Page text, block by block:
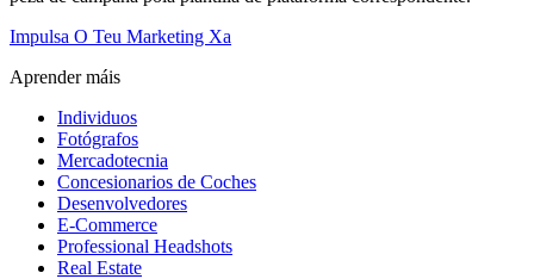
Impulsa O Teu Marketing Xa
Aprender máis
Individuos
Fotógrafos
Mercadotecnia
Concesionarios de Coches
Desenvolvedores
E-Commerce
Professional Headshots
Real Estate